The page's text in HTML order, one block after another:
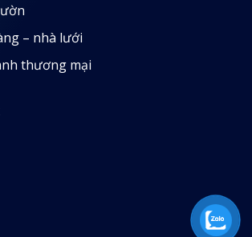
– nhà lưới
thương mại